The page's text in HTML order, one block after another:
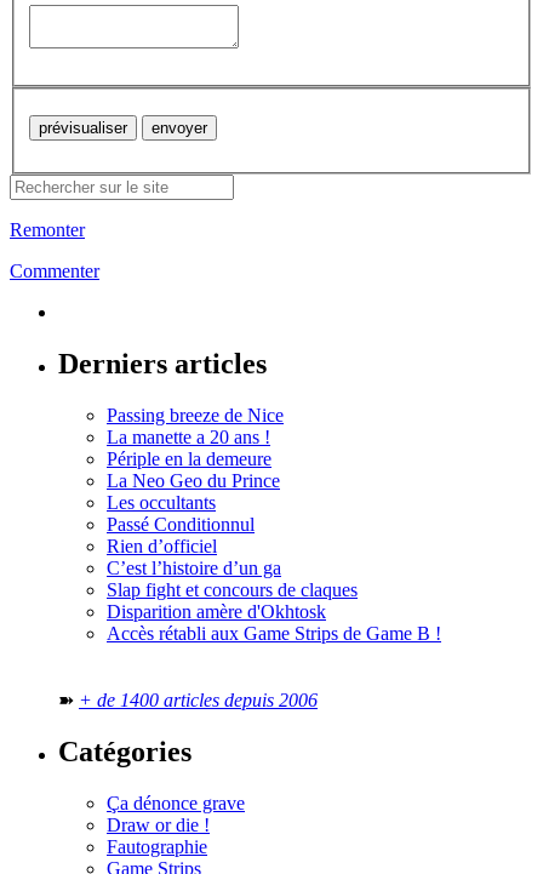
Remonter
Commenter
Derniers articles
Passing breeze de Nice
La manette a 20 ans !
Périple en la demeure
La Neo Geo du Prince
Les occultants
Passé Conditionnul
Rien d’officiel
C’est l’histoire d’un ga
Slap fight et concours de claques
Disparition amère d'Okhtosk
Accès rétabli aux Game Strips de Game B !
➽ + de 1400 articles depuis 2006
Catégories
Ça dénonce grave
Draw or die !
Fautographie
Game Strips